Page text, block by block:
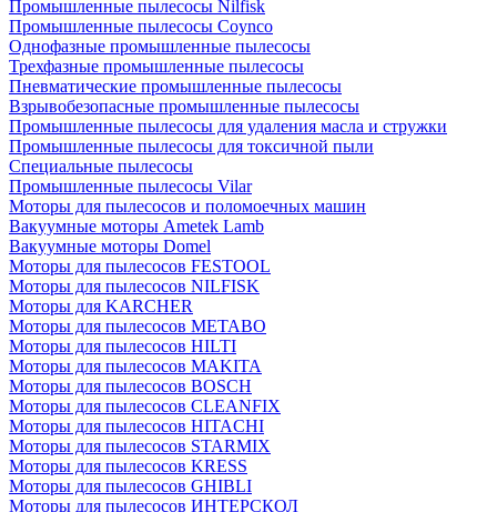
Промышленные пылесосы Nilfisk
Промышленные пылесосы Coynco
Однофазные промышленные пылесосы
Трехфазные промышленные пылесосы
Пневматические промышленные пылесосы
Взрывобезопасные промышленные пылесосы
Промышленные пылесосы для удаления масла и стружки
Промышленные пылесосы для токсичной пыли
Специальные пылесосы
Промышленные пылесосы Vilar
Моторы для пылесосов и поломоечных машин
Вакуумные моторы Ametek Lamb
Вакуумные моторы Domel
Моторы для пылесосов FESTOOL
Моторы для пылесосов NILFISK
Моторы для KARCHER
Моторы для пылесосов METABO
Моторы для пылесосов HILTI
Моторы для пылесосов MAKITA
Моторы для пылесосов BOSCH
Моторы для пылесосов CLEANFIX
Моторы для пылесосов HITACHI
Моторы для пылесосов STARMIX
Моторы для пылесосов KRESS
Моторы для пылесосов GHIBLI
Моторы для пылесосов ИНТЕРСКОЛ